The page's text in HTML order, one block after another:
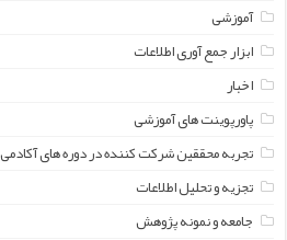
آموزشی
ابزار جمع آوری اطلاعات
اخبار
پاورپوینت های آموزشی
تجربه محققین شرکت کننده در دوره های آکادمی
تجزیه و تحلیل اطلاعات
جامعه و نمونه پژوهش